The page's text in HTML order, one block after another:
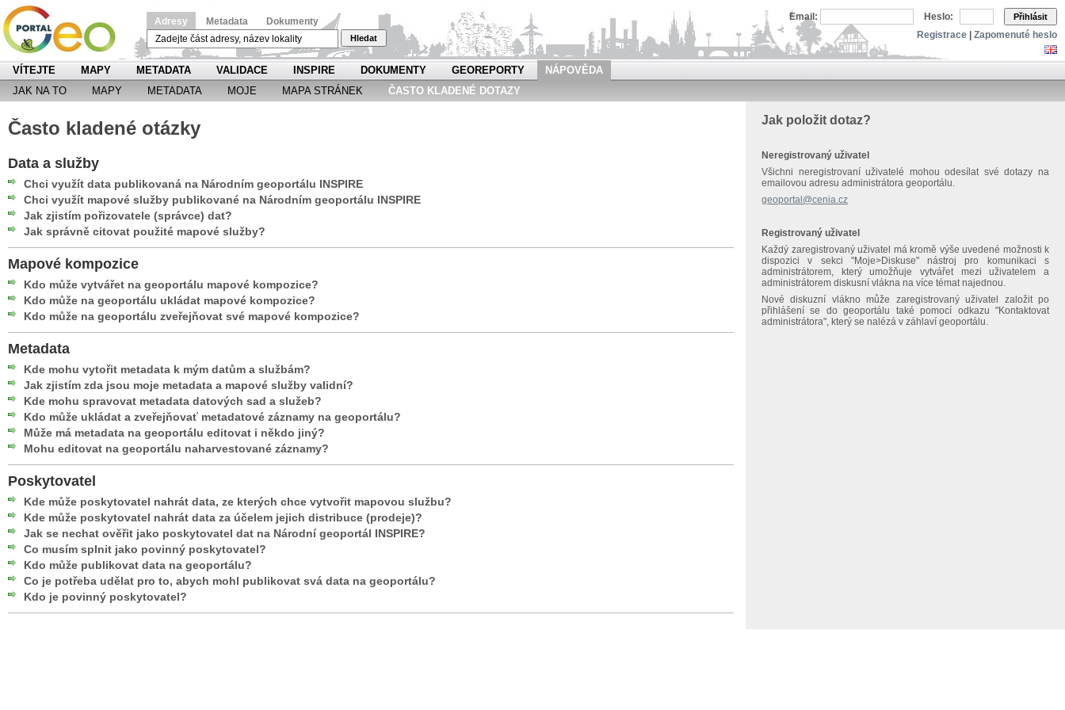
Adresy Metadata Dokumenty
Hledat
Email: Heslo: Přihlásit
Registrace Zapomenuté heslo
VÍTEJTE MAPY METADATA VALIDACE INSPIRE DOKUMENTY GEOREPORTY
NÁPOVĚDA
JAK NA TO
MAPY METADATA MOJE MAPA STRÁNEK ČASTO KLADENÉ DOTAZY
Často kladené otázky
Data a služby
Chci využít data publikovaná na Národním geoportálu INSPIRE
Chci využít mapové služby publikované na Národním geoportálu INSPIRE
Jak zjistím pořizovatele (správce) dat?
Jak správně citovat použité mapové služby?
Mapové kompozice
Kdo může vytvářet na geoportálu mapové kompozice?
Kdo může na geoportálu ukládat mapové kompozice?
Kdo může na geoportálu zveřejňovat své mapové kompozice?
Metadata
Kde mohu vytořit metadata k mým datům a službám?
Jak zjistím zda jsou moje metadata a mapové služby validní?
Kde mohu spravovat metadata datových sad a služeb?
Kdo může ukládat a zveřejňovať metadatové záznamy na geoportálu?
Může má metadata na geoportálu editovat i někdo jiný?
Mohu editovat na geoportálu naharvestované záznamy?
Poskytovatel
Kde může poskytovatel nahrát data, ze kterých chce vytvořit mapovou službu?
Kde může poskytovatel nahrát data za účelem jejich distribuce (prodeje)?
Jak se nechat ověřit jako poskytovatel dat na Národní geoportál INSPIRE?
Co musím splnit jako povinný poskytovatel?
Kdo může publikovat data na geoportálu?
Co je potřeba udělat pro to, abych mohl publikovat svá data na geoportálu?
Kdo je povinný poskytovatel?
Jak položit dotaz?
Neregistrovaný uživatel
Všichni neregistrovaní uživatelé mohou odesílat své dotazy na
emailovou adresu administrátora geoportálu.
geoportal@cenia.cz
Registrovaný uživatel
Každý zaregistrovaný uživatel má kromě výše uvedené možnosti k
dispozici v sekci "Moje>Diskuse" nástroj pro komunikaci s
administrátorem, který umožňuje vytvářet mezi uživatelem a
administrátorem diskusní vlákna na více témat najednou.
Nové diskuzní vlákno může zaregistrovaný uživatel založit po
přihlášení se do geoportálu také pomocí odkazu "Kontaktovat
administrátora", který se nalézá v záhlaví geoportálu.